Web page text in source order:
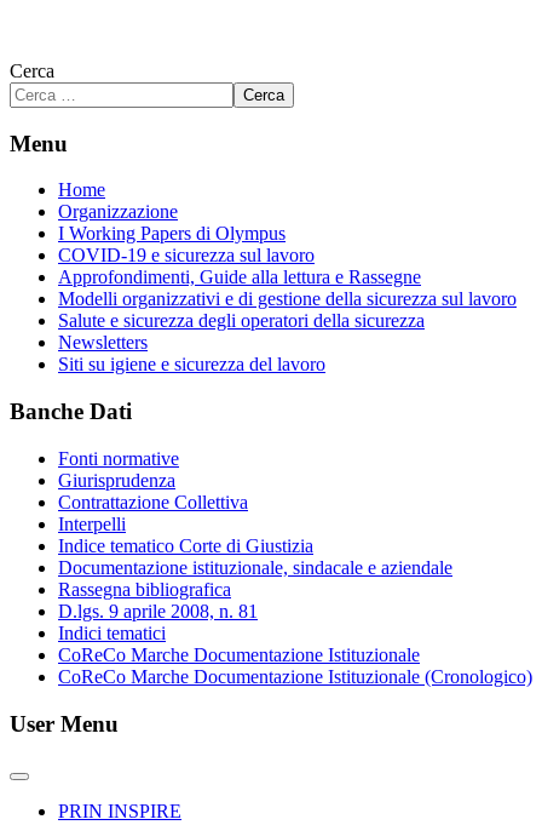
Cerca
Cerca
Menu
Home
Organizzazione
I Working Papers di Olympus
COVID-19 e sicurezza sul lavoro
Approfondimenti, Guide alla lettura e Rassegne
Modelli organizzativi e di gestione della sicurezza sul lavoro
Salute e sicurezza degli operatori della sicurezza
Newsletters
Siti su igiene e sicurezza del lavoro
Banche Dati
Fonti normative
Giurisprudenza
Contrattazione Collettiva
Interpelli
Indice tematico Corte di Giustizia
Documentazione istituzionale, sindacale e aziendale
Rassegna bibliografica
D.lgs. 9 aprile 2008, n. 81
Indici tematici
CoReCo Marche Documentazione Istituzionale
CoReCo Marche Documentazione Istituzionale (Cronologico)
User Menu
PRIN INSPIRE